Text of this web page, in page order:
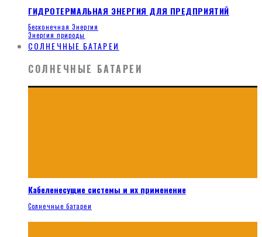
ГИДРОТЕРМАЛЬНАЯ ЭНЕРГИЯ ДЛЯ ПРЕДПРИЯТИЙ
Бесконечная Энергия
Энергия природы
СОЛНЕЧНЫЕ БАТАРЕИ
СОЛНЕЧНЫЕ БАТАРЕИ
Кабеленесущие системы и их применение
Солнечные батареи